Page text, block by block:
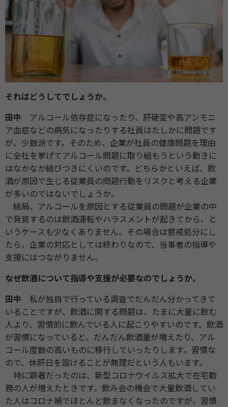
それはどうしてでしょうか。
田中
アルコール依存症になったり、肝硬変や高アンモニ
ア血症などの病気になったりする社員はたしかに問題です
が、少数派です。そのため、企業が社員の健康問題を理由
に全社を挙げてアルコール問題に取り組もうという動きに
はなかなか結びつきにくいのです。どちらかといえば、飲
酒が原因で生じる従業員の問題行動をリスクと考える企業
が多いのではないでしょうか。
結局、アルコールを原因とする従業員の問題が企業の中
で発覚するのは飲酒運転やハラスメントが起きてから、と
いうケースも少なくありません。その場合は懲戒処分にし
たら、企業の対応としては終わりなので、当事者の指導や
支援にはつながりません。
なぜ飲酒について指導や支援が必要なのでしょうか。
田中
私が独自で行っている調査でだんだん分かってきて
いることですが、飲酒に関する問題は、たまに大量に飲む
人より、習慣的に飲んでいる人に起こりやすいのです。飲酒
が習慣になっていると、だんだん飲酒量が増えたり、アル
コール度数の高いものに移行していったりします。習慣な
ので、休肝日を設けることが無理だという人もいます。
特に顕著だったのは、新型コロナウイルス拡大で在宅勤
務の人が増えたときです。飲み会の機会で大量飲酒してい
た人はコロナ禍でほとんど飲まなくなったのですが、習慣